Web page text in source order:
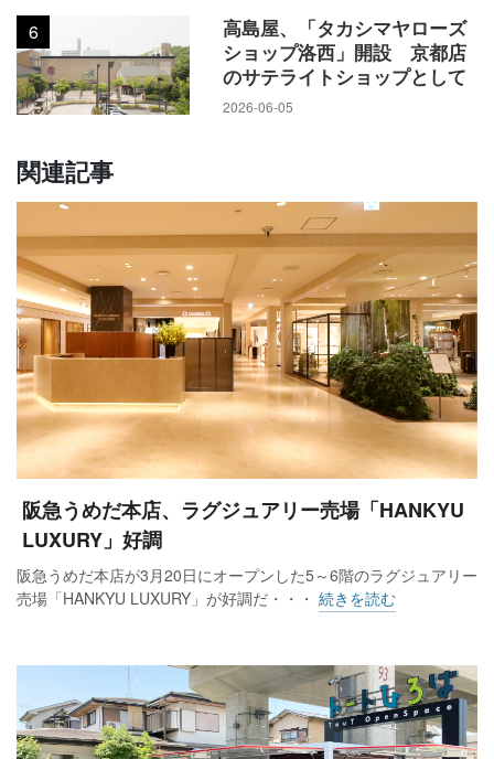
6
高島屋、「タカシマヤローズ
ショップ洛西」開設 京都店
のサテライトショップとして
2026-06-05
関連記事
阪急うめだ本店、ラグジュアリー売場「HANKYU
LUXURY」好調
阪急うめだ本店が3月20日にオープンした5～6階のラグジュアリー
売場「HANKYU LUXURY」が好調だ・・・ 続きを読む